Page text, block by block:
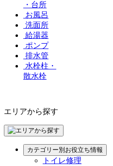
・台所
お風呂
洗面所
給湯器
ポンプ
排水管
水栓柱・
散水栓
エリアから探す
カテゴリー別お役立ち情報
トイレ修理